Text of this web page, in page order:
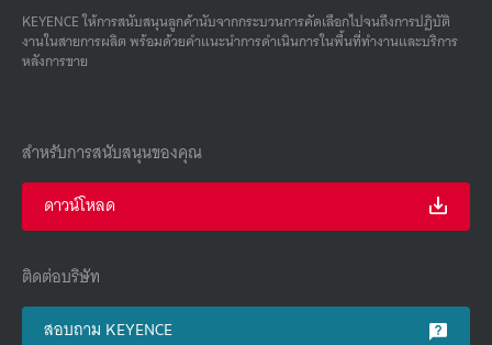
KEYENCE ให้การสนับสนุนลูกค้านับจากกระบวนการคัดเลือกไปจนถึงการปฏิบัติ
งานในสายการผลิต พร้อมด้วยคําแนะนําการดําเนินการในพื้นที่ทํางานและบริการ
หลังการขาย
สำหรับการสนับสนุนของคุณ
ดาวน์โหลด
ติดต่อบริษัท
สอบถาม KEYENCE